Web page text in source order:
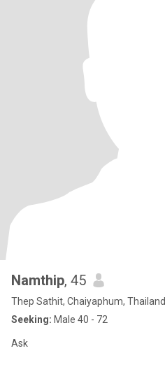
Namthip, 45
Thep Sathit, Chaiyaphum, Thailand
Seeking: Male 40 - 72
Ask